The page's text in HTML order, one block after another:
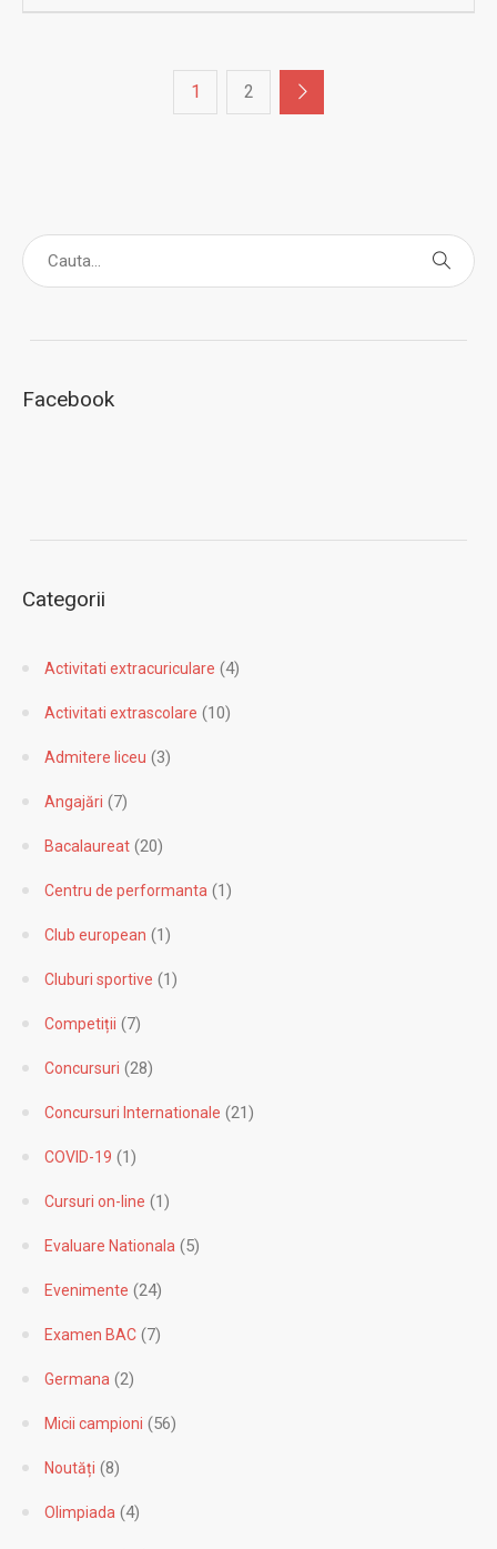
1 2
Facebook
Categorii
Activitati extracuriculare (4)
Activitati extrascolare (10)
Admitere liceu (3)
Angajări (7)
Bacalaureat (20)
Centru de performanta (1)
Club european (1)
Cluburi sportive (1)
Competiții (7)
Concursuri (28)
Concursuri Internationale (21)
COVID-19 (1)
Cursuri on-line (1)
Evaluare Nationala (5)
Evenimente (24)
Examen BAC (7)
Germana (2)
Micii campioni (56)
Noutăți (8)
Olimpiada (4)